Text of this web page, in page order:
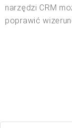
narzędzi CRM
poprawić